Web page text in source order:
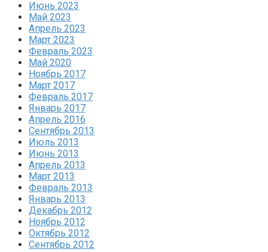
Июнь 2023
Май 2023
Апрель 2023
Март 2023
Февраль 2023
Май 2020
Ноябрь 2017
Март 2017
Февраль 2017
Январь 2017
Апрель 2016
Сентябрь 2013
Июль 2013
Июнь 2013
Апрель 2013
Март 2013
Февраль 2013
Январь 2013
Декабрь 2012
Ноябрь 2012
Октябрь 2012
Сентябрь 2012